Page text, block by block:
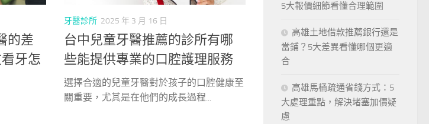
的差
牙怎
牙醫診所 2025 年 3 月 16 日
台中兒童牙醫推薦的診所有哪
些能提供專業的口腔護理服務
選擇合適的兒童牙醫對於孩子的口腔健康至
關重要，尤其是在他們的成長過程...
5大報價細節看懂合理範圍
高雄土地借款推薦銀行還是
當鋪？5大差異看懂哪個更適
合
高雄馬桶疏通省錢方式：5
大處理重點，解決堵塞加價疑
慮